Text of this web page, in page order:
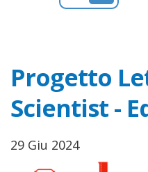
Progetto
Scientist -
29 Giu 2024